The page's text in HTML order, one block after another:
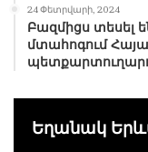
24 Փետրվարի, 2024
Բազմիցս տեսել
մտահոգում
Եղանակ